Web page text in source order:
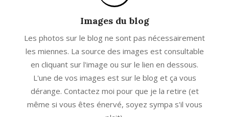
Images du blog
Les photos sur le blog ne sont pas nécessairement
les miennes. La source des images est consultable
en cliquant sur l'image ou sur le lien en dessous.
L'une de vos images est sur le blog et ça vous
dérange. Contactez moi pour que je la retire (et
même si vous êtes énervé, soyez sympa s'il vous